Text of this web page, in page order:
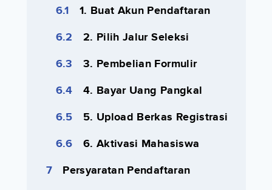
1. Buat Akun Pendaftaran
2. Pilih Jalur Seleksi
3. Pembelian Formulir
4. Bayar Uang Pangkal
5. Upload Berkas Registrasi
6. Aktivasi Mahasiswa
Persyaratan Pendaftaran